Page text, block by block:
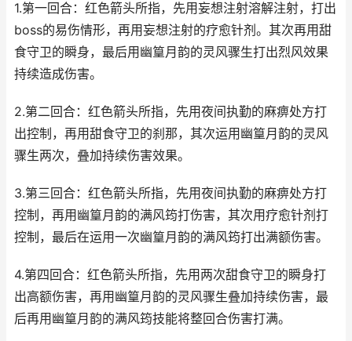
1.第一回合：红色箭头所指，先用妄想注射溶解注射，打出
boss的易伤情形，再用妄想注射的疗愈针剂。其次再用甜
食守卫的瞬身，最后用幽篁月韵的灵风骤生打出烈风效果
持续造成伤害。
2.第二回合：红色箭头所指，先用夜间执勤的麻痹处方打
出控制，再用甜食守卫的刹那，其次运用幽篁月韵的灵风
骤生两次，叠加持续伤害效果。
3.第三回合：红色箭头所指，先用夜间执勤的麻痹处方打
控制，再用幽篁月韵的满风筠打伤害，其次用疗愈针剂打
控制，最后在运用一次幽篁月韵的满风筠打出满额伤害。
4.第四回合：红色箭头所指，先用两次甜食守卫的瞬身打
出高额伤害，再用幽篁月韵的灵风骤生叠加持续伤害，最
后再用幽篁月韵的满风筠技能将整回合伤害打满。